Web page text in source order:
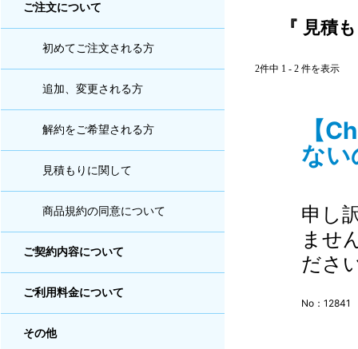
ご注文について
初めてご注文される方
追加、変更される方
解約をご希望される方
見積もりに関して
商品規約の同意について
ご契約内容について
ご利用料金について
その他
『 見積
2件中 1 - 2 件を表示
【
な
申し
ませ
ださ
No：12841